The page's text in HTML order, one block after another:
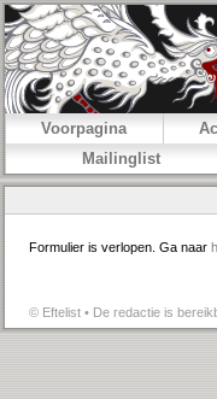
Voorpagina
Mailinglist
Formulier is verlopen. Ga naar
© Eftelist • De redactie is